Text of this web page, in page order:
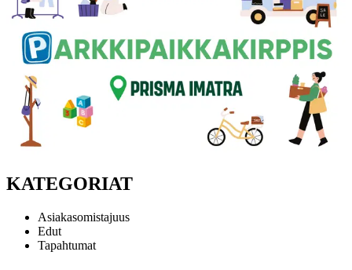
KATEGORIAT
Asiakasomistajuus
Edut
Tapahtumat